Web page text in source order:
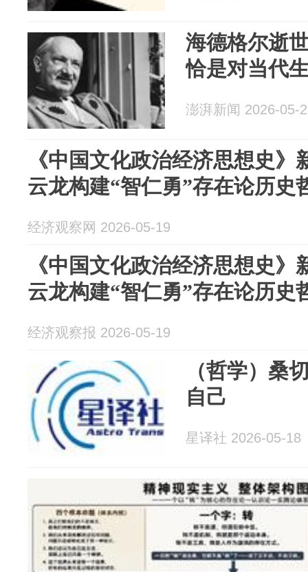
海德格尔逝
恰是对当代
澎湃新闻 2026-05-
《中国文化政治经济思想史
云龙构建“智仁勇”存在论历史
经济观察网 2026-05-19
《中国文化政治经济思想史
云龙构建“智仁勇”存在论历史
经济观察报 2026-05-19
（哲学）桑
自己
星译社 2026-05-18